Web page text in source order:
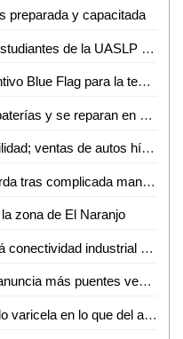
preparada y capacitada
Innovación con impacto social: estudiantes de la UASLP crean plataforma para digitalizar servicios
Playa Miramar mantiene el Distintivo Blue Flag para la temporada 2026-2027
Fallas en parquímetros son por baterías y se reparan en menos de una hora: Gabriel Castañeda
SLP acelera hacia la electromovilidad; ventas de autos híbridos y eléctricos crecen 59%
Camión de la basura impacta barda tras complicada maniobra en Villas del Carmen
zona de El Naranjo
La nueva vía alterna sur generará conectividad industrial en SLP
El gobernador Ricardo Gallardo anuncia más puentes vehiculares para la zona metropolitana
Más de mil potosinos ha padecido varicela en lo que del año